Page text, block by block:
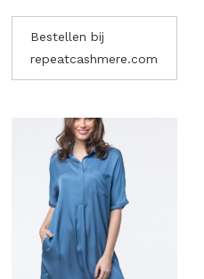
Bestellen bij
repeatcashmere.com